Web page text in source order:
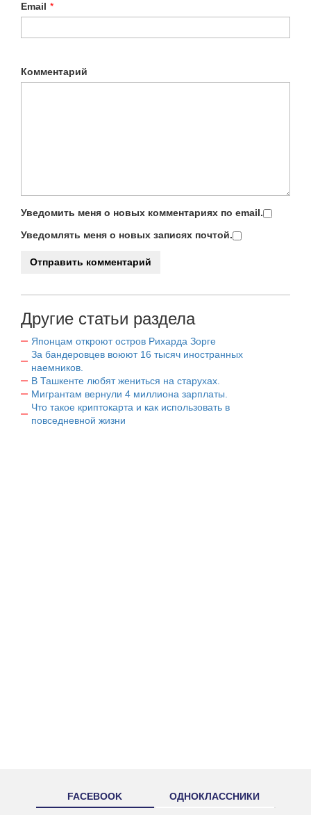
Email *
Комментарий
Уведомить меня о новых комментариях по email.
Уведомлять меня о новых записях почтой.
Другие статьи раздела
Японцам откроют остров Рихарда Зорге
За бандеровцев воюют 16 тысяч иностранных
наемников.
В Ташкенте любят жениться на старухах.
Мигрантам вернули 4 миллиона зарплаты.
Что такое криптокарта и как использовать в
повседневной жизни
FACEBOOK ОДНОКЛАССНИКИ